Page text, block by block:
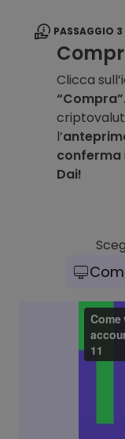
PASSAGGIO 3
Clicca
“Compra”
l’
conferma
Dai!